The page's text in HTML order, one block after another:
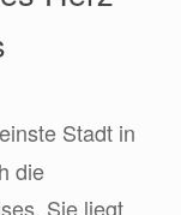
Stadt in
die
Sie liegt